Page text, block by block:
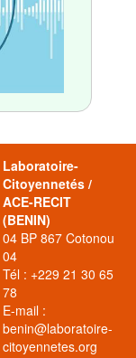
Laboratoire-
Citoyennetés /
ACE-RECIT
(BENIN)
04 BP 867 Cotonou
04
Tél : +229 21 30 65
78
E-mail :
benin@laboratoire-
citoyennetes.org